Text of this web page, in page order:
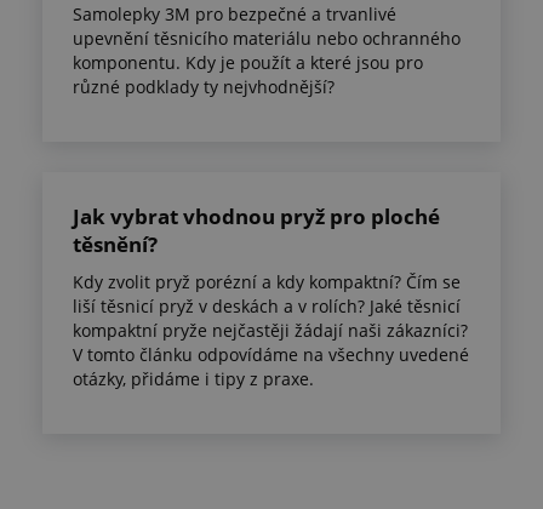
Samolepky 3M pro bezpečné a trvanlivé
upevnění těsnicího materiálu nebo ochranného
komponentu. Kdy je použít a které jsou pro
různé podklady ty nejvhodnější?
Jak vybrat vhodnou pryž pro ploché
těsnění?
Kdy zvolit pryž porézní a kdy kompaktní? Čím se
liší těsnicí pryž v deskách a v rolích? Jaké těsnicí
kompaktní pryže nejčastěji žádají naši zákazníci?
V tomto článku odpovídáme na všechny uvedené
otázky, přidáme i tipy z praxe.